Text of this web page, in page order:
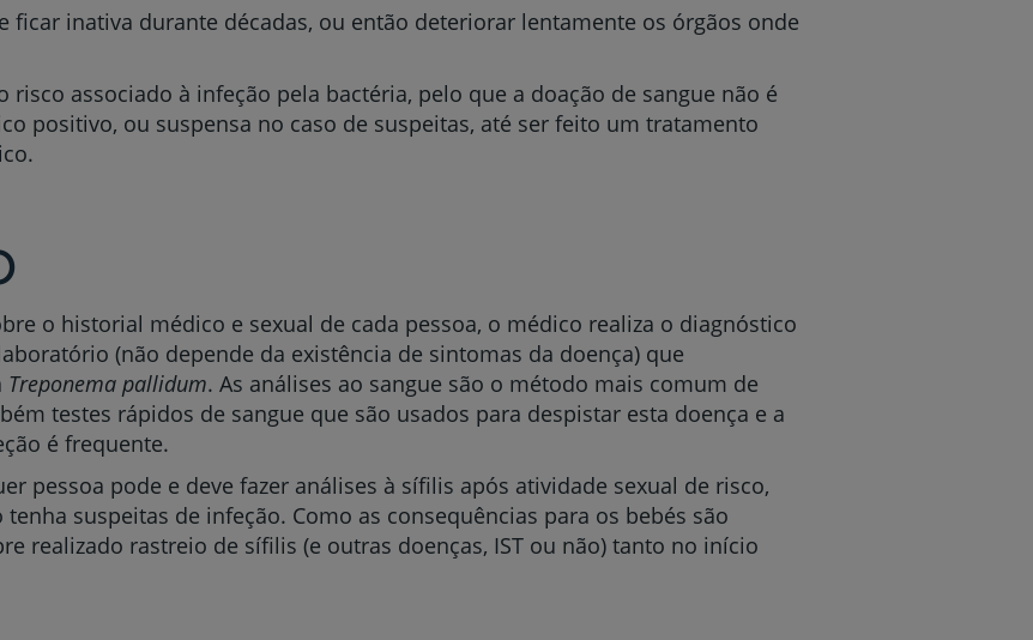
nós
nos
ficar inativa durante décadas, ou então deteriorar lentamente os órgãos onde
associado à infeção pela bactéria, pelo que a doação de sangue não é
positivo, ou suspensa no caso de suspeitas, até ser feito um tratamento
o historial médico e sexual de cada pessoa, o médico realiza o diagnóstico
(não depende da existência de sintomas da doença) que
Treponema pallidum. As análises ao sangue são o método mais comum de
testes rápidos de sangue que são usados para despistar esta doença e a
é frequente.
pessoa pode e deve fazer análises à sífilis após atividade sexual de risco,
suspeitas de infeção. Como as consequências para os bebés são
realizado rastreio de sífilis (e outras doenças, IST ou não) tanto no início